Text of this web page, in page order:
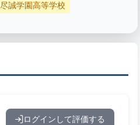
尽誠学園高等学校
ログインして評価する